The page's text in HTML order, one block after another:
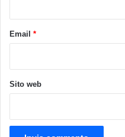
Email *
Sito web